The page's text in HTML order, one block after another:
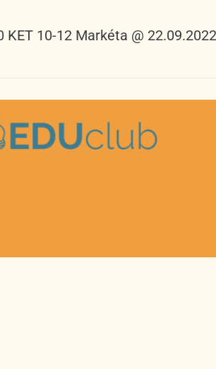
KET 10-12 Markéta @ 22.09.2022